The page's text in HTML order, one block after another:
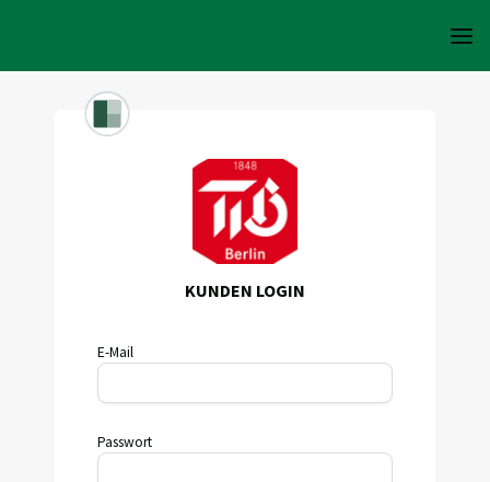
KUNDEN LOGIN
E-Mail
Passwort